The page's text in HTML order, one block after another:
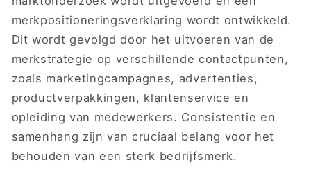
merkpositioneringsverklaring wordt ontwikkeld.
Dit wordt gevolgd door het uitvoeren van de
merkstrategie op verschillende contactpunten,
zoals marketingcampagnes, advertenties,
productverpakkingen, klantenservice en
opleiding van medewerkers. Consistentie en
samenhang zijn van cruciaal belang voor het
behouden van een sterk bedrijfsmerk.